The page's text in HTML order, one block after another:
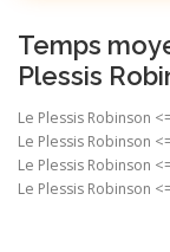
Temps
Plessis
Le Plessis Robinson
Le Plessis Robinson
Le Plessis Robinson
Le Plessis Robinson